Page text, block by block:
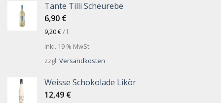
Tante Tilli Scheurebe
6,90 €
9,20€/ l
inkl. 19 % MwSt.
zzgl. Versandkosten
Weisse Schokolade Likör
12,49 €